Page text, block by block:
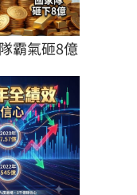
霸氣砸8億